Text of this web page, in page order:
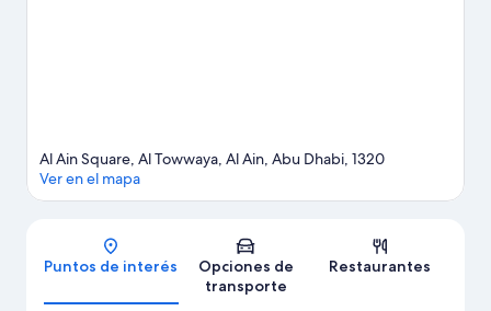
Mapa
Al Ain Square, Al Towwaya, Al Ain, Abu Dhabi, 1320
Ver en el mapa
Puntos de interés
Opciones de
transporte
Restaurantes